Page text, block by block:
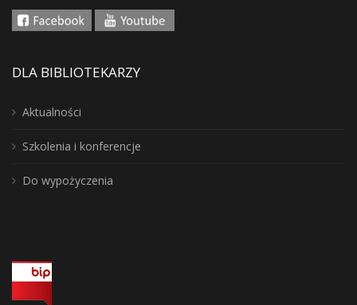
DLA BIBLIOTEKARZY
Aktualności
Szkolenia i konferencje
Do wypożyczenia